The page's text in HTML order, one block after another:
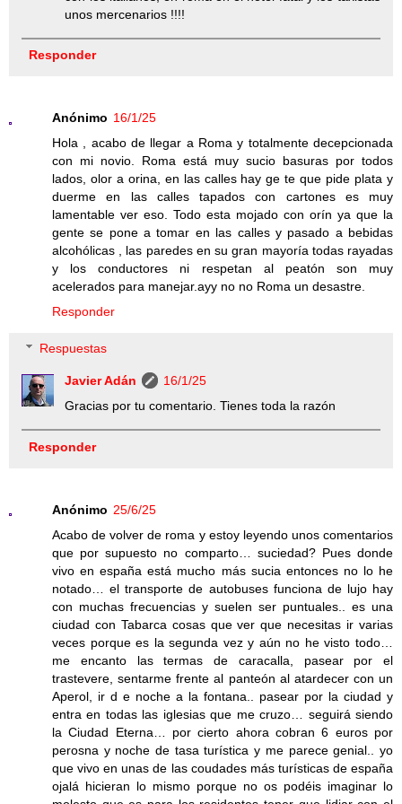
unos mercenarios !!!!
Responder
Anónimo 16/1/25
Hola , acabo de llegar a Roma y totalmente decepcionada
con mi novio. Roma está muy sucio basuras por todos
lados, olor a orina, en las calles hay ge te que pide plata y
duerme en las calles tapados con cartones es muy
lamentable ver eso. Todo esta mojado con orín ya que la
gente se pone a tomar en las calles y pasado a bebidas
alcohólicas , las paredes en su gran mayoría todas rayadas
y los conductores ni respetan al peatón son muy
acelerados para manejar.ayy no no Roma un desastre.
Responder
Respuestas
Javier Adán
16/1/25
Gracias por tu comentario. Tienes toda la razón
Responder
Anónimo 25/6/25
Acabo de volver de roma y estoy leyendo unos comentarios
que por supuesto no comparto… suciedad? Pues donde
vivo en españa está mucho más sucia entonces no lo he
notado… el transporte de autobuses funciona de lujo hay
con muchas frecuencias y suelen ser puntuales.. es una
ciudad con Tabarca cosas que ver que necesitas ir varias
veces porque es la segunda vez y aún no he visto todo…
me encanto las termas de caracalla, pasear por el
trastevere, sentarme frente al panteón al atardecer con un
Aperol, ir d e noche a la fontana.. pasear por la ciudad y
entra en todas las iglesias que me cruzo… seguirá siendo
la Ciudad Eterna… por cierto ahora cobran 6 euros por
perosna y noche de tasa turística y me parece genial.. yo
que vivo en unas de las coudades más turísticas de españa
ojalá hicieran lo mismo porque no os podéis imaginar lo